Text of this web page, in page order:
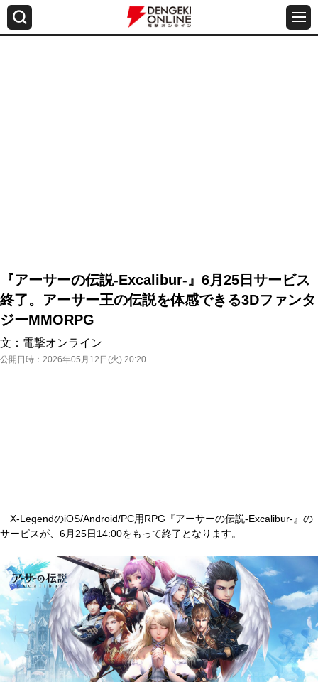
『アーサーの伝説-Excalibur-』6月25日サービス
終了。アーサー王の伝説を体感できる3Dファンタ
ジーMMORPG
文： 電撃オンライン
公開日時： 2026年05月12日(火) 20:20
X-LegendのiOS/Android/PC用RPG『アーサーの伝説-Excalibur-』の
サービスが、6月25日14:00をもって終了となります。